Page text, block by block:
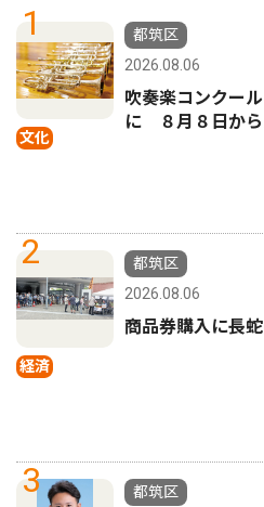
1
文化
都筑区
2026.08.06
吹奏楽コンクー
に ８月８日か
2
経済
都筑区
2026.08.06
商品券購入に長
3
都筑区